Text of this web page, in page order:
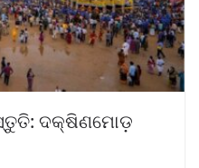
ଦକ୍ଷିଣମୋଡ଼